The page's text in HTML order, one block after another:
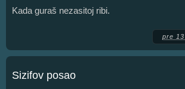
Kada guraš nezasitoj ribi.
pre
Sizifov posao